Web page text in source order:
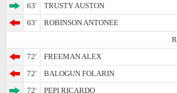
63'
TRUSTY AUSTON
63'
ROBINSON ANTONEE
72'
FREEMAN ALEX
72'
BALOGUN FOLARIN
72'
PEPI RICARDO